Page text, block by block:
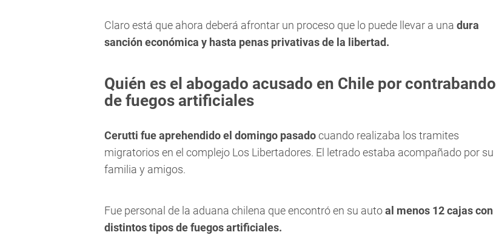
Claro está que ahora deberá afrontar un proceso que lo puede llevar a una dura
sanción económica y hasta penas privativas de la libertad.
Quién es el abogado acusado en Chile por contrabando
de fuegos artificiales
Cerutti fue aprehendido el domingo pasadocuando realizaba los tramites
migratorios en el complejo Los Libertadores. El letrado estaba acompañado por su
familia y amigos.
Fue personal de la aduana chilena que encontró en su autoal menos 12 cajas con
distintos tipos de fuegos artificiales.